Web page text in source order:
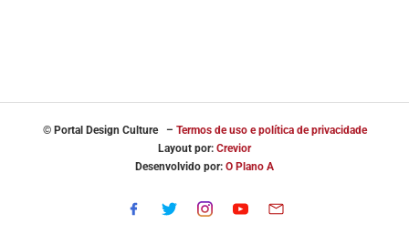
© Portal Design Culture – Termos de uso e política de privacidade
Layout por: Crevior
Desenvolvido por: O Plano A